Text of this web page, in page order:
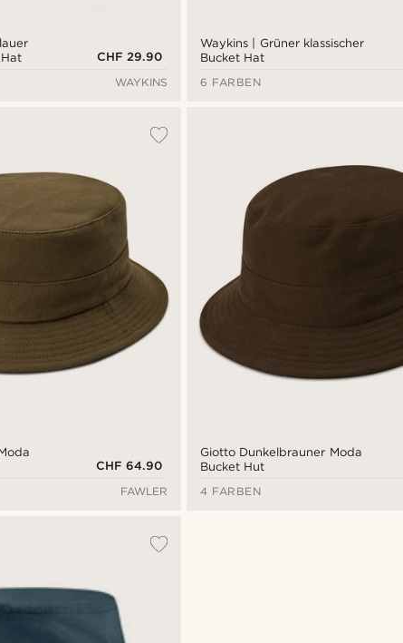
CHF 29.90
WAYKINS
Waykins | Grüner klassischer
Bucket Hat
6 FARBEN
CHF 64.90
FAWLER
Giotto Dunkelbrauner Moda
Bucket Hut
4 FARBEN